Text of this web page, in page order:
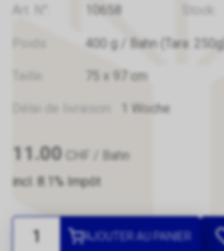
10658
400 g / Bahn (Tara: 250g)
75 x cm
1 Woche
11.00 CHF
/ Bahn
incl. 8.1% Impôt
AJOUTER AU PANIER